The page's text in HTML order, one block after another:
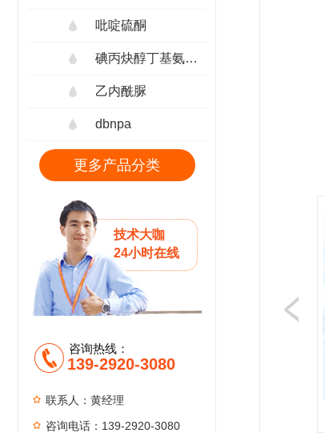
吡啶硫酮
碘丙炔醇丁基氨甲酸酯
乙内酰脲
dbnpa
更多产品分类
技术大咖
24小时在线
咨询热线：
139-2920-3080
联系人：黄经理
咨询电话：139-2920-3080